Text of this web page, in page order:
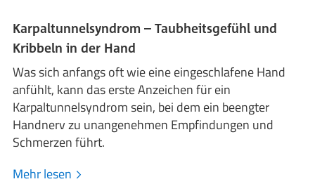
Karpaltunnelsyndrom – Taubheitsgefühl und
Kribbeln in der Hand
Was sich anfangs oft wie eine eingeschlafene Hand
anfühlt, kann das erste Anzeichen für ein
Karpaltunnelsyndrom sein, bei dem ein beengter
Handnerv zu unangenehmen Empfindungen und
Schmerzen führt.
Mehr lesen